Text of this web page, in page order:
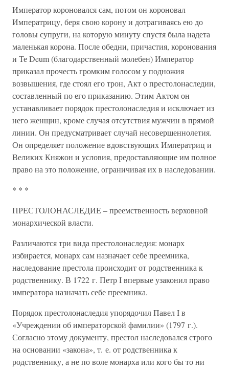
Император короновался сам, потом он короновал
Императрицу, беря свою корону и дотрагиваясь ею до
головы супруги, на которую минуту спустя была надета
маленькая корона. После обедни, причастия, коронования
и Те Deum (благодарственный молебен) Император
приказал прочесть громким голосом у подножия
возвышения, где стоял его трон, Акт о престолонаследии,
составленный по его приказанию. Этим Актом он
устанавливает порядок престолонаследия и исключает из
него женщин, кроме случая отсутствия мужчин в прямой
линии. Он предусматривает случай несовершеннолетия.
Он определяет положение вдовствующих Императриц и
Великих Княжон и условия, предоставляющие им полное
право на это положение, ограничивая их в наследовании.
* * *
ПРЕСТОЛОНАСЛЕДИЕ – преемственность верховной
монархической власти.
Различаются три вида престолонаследия: монарх
избирается, монарх сам назначает себе преемника,
наследование престола происходит от родственника к
родственнику. В 1722 г. Петр I впервые узаконил право
императора назначать себе преемника.
Порядок престолонаследия упорядочил Павел I в
«Учреждении об императорской фамилии» (1797 г.).
Согласно этому документу, престол наследовался строго
на основании «закона», т. е. от родственника к
родственнику, а не по воле монарха или кого бы то ни